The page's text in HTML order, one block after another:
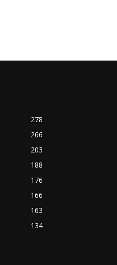
278
266
203
188
176
166
163
134